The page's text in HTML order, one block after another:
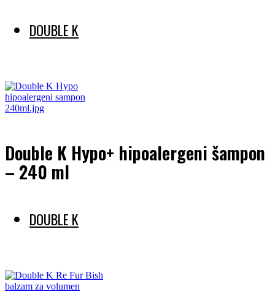
DOUBLE K
Double K Hypo+ hipoalergeni šampon
– 240 ml
DOUBLE K